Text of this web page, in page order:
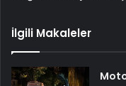
İlgili Makaleler